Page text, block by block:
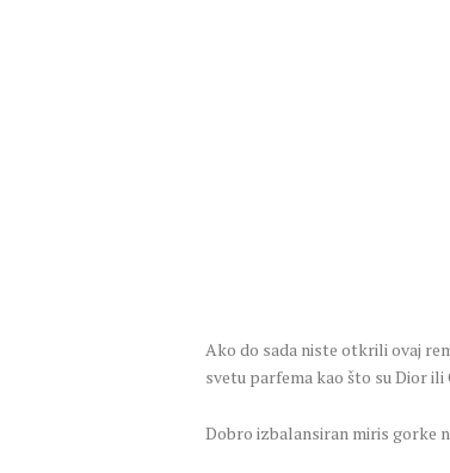
Ako do sada niste otkrili ovaj
svetu parfema kao što su Dior ili
Dobro izbalansiran miris gorke